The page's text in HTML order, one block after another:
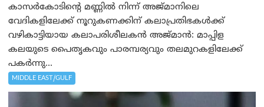
കാസർകോടിന്റെ മണ്ണിൽ നിന്ന് അജ്മാനിലെ
വേദികളിലേക്ക് നൂറുകണക്കിന് കലാപ്രതിഭകൾക്ക്
വഴികാട്ടിയായ കലാപരിശീലകൻ അജ്മാൻ: മാപ്പിള
കലയുടെ പൈതൃകവും പാരമ്പര്യവും തലമുറകളിലേക്ക്
പകർന്നു...
MIDDLE EAST/GULF